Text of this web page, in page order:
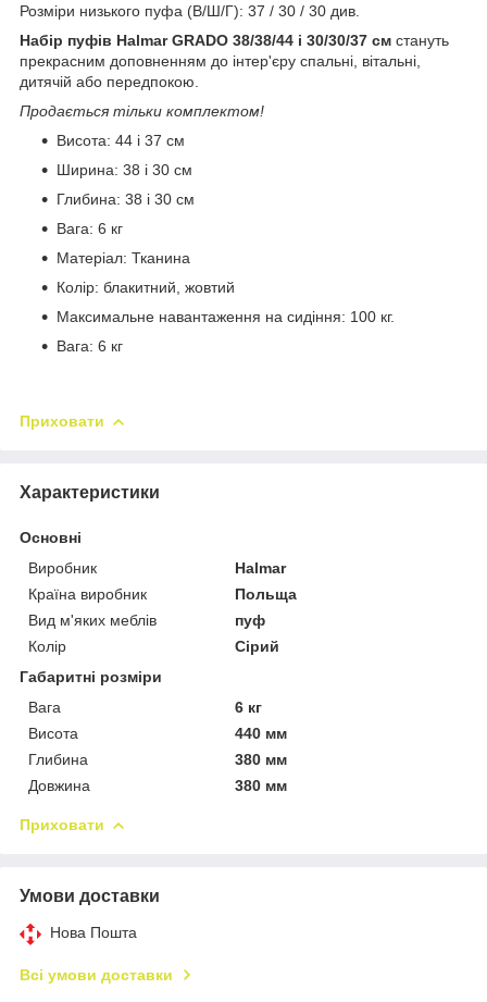
Розміри низького пуфа (В/Ш/Г): 37 / 30 / 30 див.
Набір пуфів Halmar GRADO 38/38/44 і 30/30/37 см стануть
прекрасним доповненням до інтер'єру спальні, вітальні,
дитячій або передпокою.
Продається тільки комплектом!
Висота: 44 і 37 см
Ширина: 38 і 30 см
Глибина: 38 і 30 см
Вага: 6 кг
Матеріал: Тканина
Колір: блакитний, жовтий
Максимальне навантаження на сидіння: 100 кг.
Вага: 6 кг
Приховати
Характеристики
Основні
Виробник
Halmar
Країна виробник
Польща
Вид м'яких меблів
пуф
Колір
Сірий
Габаритні розміри
Вага
6 кг
Висота
440 мм
Глибина
380 мм
Довжина
380 мм
Приховати
Умови доставки
Нова Пошта
Всі умови доставки